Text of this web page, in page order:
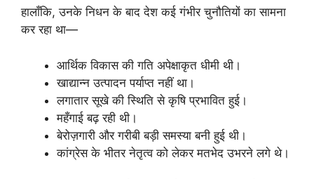
हालाँकि, उनके निधन के बाद देश कई गंभीर चुनौतियों का सामना
कर रहा था—
आर्थिक विकास की गति अपेक्षाकृत धीमी थी।
खाद्यान्न उत्पादन पर्याप्त नहीं था।
लगातार सूखे की स्थिति से कृषि प्रभावित हुई।
महँगाई बढ़ रही थी।
बेरोज़गारी और गरीबी बड़ी समस्या बनी हुई थी।
कांग्रेस के भीतर नेतृत्व को लेकर मतभेद उभरने लगे थे।